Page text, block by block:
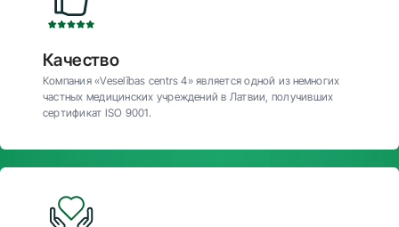
Качество
Компания «Veselības centrs 4» является одной из немногих
частных медицинских учреждений в Латвии, получивших
сертификат ISO 9001.